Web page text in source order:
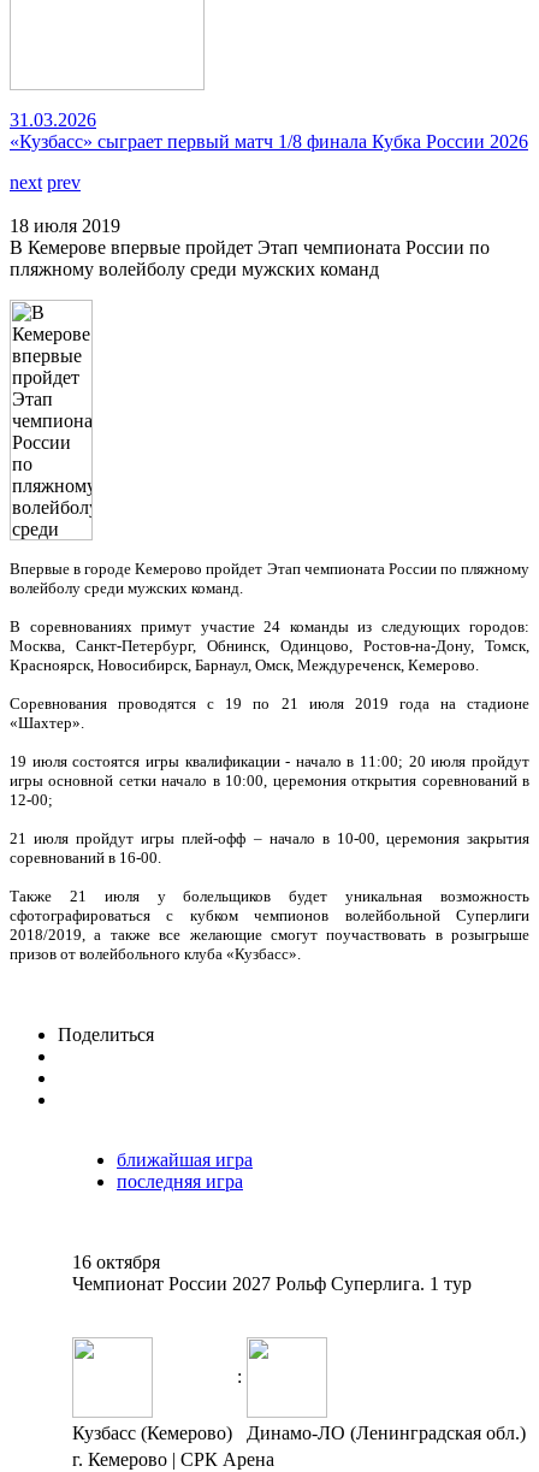
31.03.2026
«Кузбасс» сыграет первый матч 1/8 финала Кубка России 2026
next prev
18 июля 2019
В Кемерове впервые пройдет Этап чемпионата России по
пляжному волейболу среди мужских команд
Впервые в городе Кемерово пройдет Этап чемпионата России по пляжному
волейболу среди мужских команд.
В соревнованиях примут участие 24 команды из следующих городов:
Москва, Санкт-Петербург, Обнинск, Одинцово, Ростов-на-Дону, Томск,
Красноярск, Новосибирск, Барнаул, Омск, Междуреченск, Кемерово.
Соревнования проводятся с 19 по 21 июля 2019 года на стадионе
«Шахтер».
19 июля состоятся игры квалификации - начало в 11:00; 20 июля пройдут
игры основной сетки начало в 10:00, церемония открытия соревнований в
12-00;
21 июля пройдут игры плей-офф – начало в 10-00, церемония закрытия
соревнований в 16-00.
Также 21 июля у болельщиков будет уникальная возможность
сфотографироваться с кубком чемпионов волейбольной Суперлиги
2018/2019, а также все желающие смогут поучаствовать в розыгрыше
призов от волейбольного клуба «Кузбасс».
Поделиться
ближайшая игра
последняя игра
16 октября
Чемпионат России 2027 Рольф Суперлига. 1 тур
:
Кузбасс (Кемерово)
Динамо-ЛО (Ленинградская обл.)
г. Кемерово | СРК Арена